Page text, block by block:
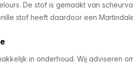
De stof is gemaakt van
stof heeft daardoor een
in onderhoud. Wij adviseren